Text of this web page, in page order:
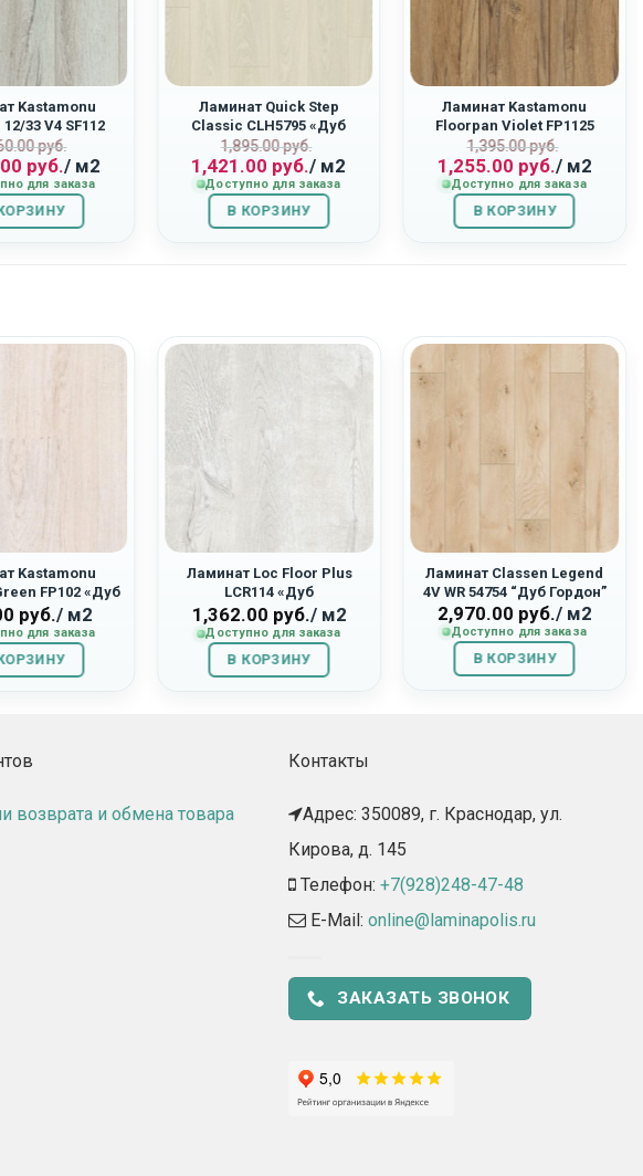
Kastamonu
33 V4 SF112
Ривьера»
руб.
Первоначальная
цена
составляла
1,560.00
руб..
руб.
Текущая
цена:
1,404.00
руб..
/ м2
для заказа
Ламинат Quick Step
Classic CLH5795 «Дуб
Туманный Серый»
1,895.00руб.
Первоначальная
цена
составляла
1,895.00
руб..
1,421.00 руб.
Текущая
цена:
1,421.00
руб..
/ м2
Доступно для заказа
В КОРЗИНУ
Ламинат Kastamonu
Floorpan Violet FP1125
“Дуб Квазар”
1,395.00руб.
цена
составляла
1,395.00
руб..
1,255.00 руб.
Текущая
цена:
1,255.00
руб..
/ м2
Доступно для заказа
В КОРЗИНУ
Kastamonu
FP102 «Дуб
руб./ м2
для заказа
Ламинат Loc Floor Plus
LCR114 «Дуб
Средневековый»
1,362.00 руб./ м2
Доступно для заказа
В КОРЗИНУ
Ламинат Classen Legend
4V WR 54754 “Дуб Гордон”
2,970.00 руб./ м2
Доступно для заказа
В КОРЗИНУ
возврата и обмена товара
Контакты
Адрес: 350089, г. Краснодар, ул.
Кирова, д. 145​
Телефон: +7(928)248-47-48
E-Mail: online@laminapolis.ru
ЗАКАЗАТЬ ЗВОНОК